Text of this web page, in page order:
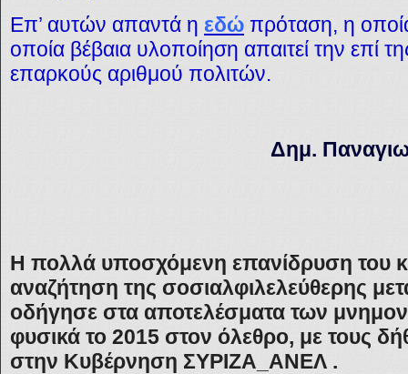
Επ’ αυτών απαντά η εδώ πρόταση, η
οποία βέβαια υλοποίηση απαιτεί την
επαρκούς αριθμού πολιτών.
Δημ.
Η πολλά υποσχόμενη επανίδρυση του
αναζήτηση της σοσιαλφιλελεύθερης
οδήγησε στα αποτελέσματα των
φυσικά το 2015 στον όλεθρο, με τους
στην Κυβέρνηση ΣΥΡΙΖΑ_ΑΝΕΛ .